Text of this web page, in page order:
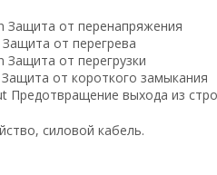
Защита от перенапряжения
от перегрева
от перегрузки
от короткого замыкания
Предотвращение выхода из
силовой кабель.